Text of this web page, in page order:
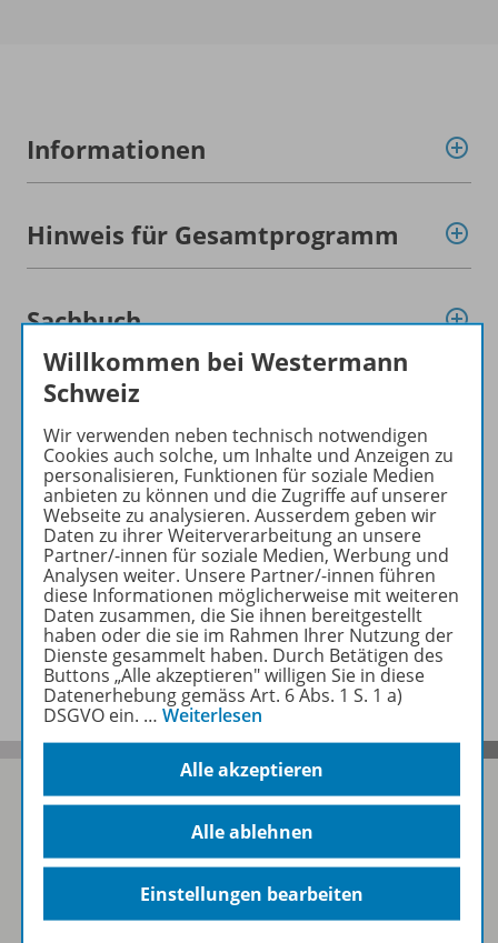
Informationen
Hinweis für Gesamtprogramm
Sachbuch
Digitale Lehr- und Lernplattform
Kantonale Begleithefte
Konzept
Benachrichtigungs-Service
Willkommen bei Westermann
Schweiz
Wir verwenden neben technisch notwendigen
Cookies auch solche, um Inhalte und Anzeigen zu
personalisieren, Funktionen für soziale Medien
anbieten zu können und die Zugriffe auf unserer
Webseite zu analysieren. Ausserdem geben wir
Daten zu ihrer Weiterverarbeitung an unsere
Partner/-innen für soziale Medien, Werbung und
Analysen weiter. Unsere Partner/-innen führen
diese Informationen möglicherweise mit weiteren
Daten zusammen, die Sie ihnen bereitgestellt
haben oder die sie im Rahmen Ihrer Nutzung der
Dienste gesammelt haben. Durch Betätigen des
Buttons „Alle akzeptieren" willigen Sie in diese
Datenerhebung gemäss Art. 6 Abs. 1 S. 1 a)
DSGVO ein. … Weiterlesen
Alle akzeptieren
Alle ablehnen
Einstellungen bearbeiten